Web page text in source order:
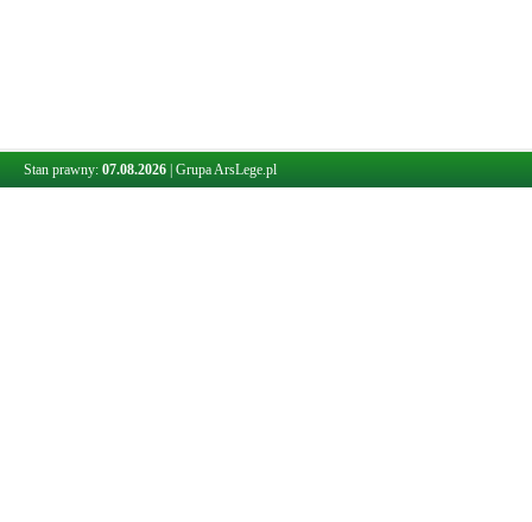
Stan prawny: 07.08.2026 Grupa ArsLege.pl